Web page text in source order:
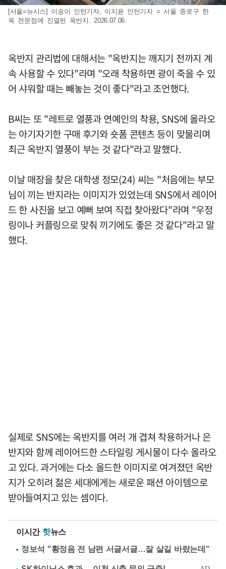
[서울=뉴시스] 이송이 인턴기자, 이지윤 인턴기자 = 서울 종로구 한
옥 전문점에 진열된 옥반지. 2026.07.06.
옥반지 관리법에 대해서는 "옥반지는 깨지기 전까지 계
속 사용할 수 있다"라며 "오래 착용하면 광이 죽을 수 있
어 샤워할 때는 빼놓는 것이 좋다"라고 조언했다.
B씨는 또 "레트로 열풍과 연예인의 착용, SNS에 올라오
는 아기자기한 구매 후기와 숏폼 콘텐츠 등이 맞물리며
최근 옥반지 열풍이 부는 것 같다"라고 말했다.
이날 매장을 찾은 대학생 정모(24) 씨는 "처음에는 부모
님이 끼는 반지라는 이미지가 있었는데 SNS에서 레이어
드 한 사진을 보고 예뻐 보여 직접 찾아왔다"라며 "우정
링이나 커플링으로 맞춰 끼기에도 좋은 것 같다"라고 말
했다.
실제로 SNS에는 옥반지를 여러 개 겹쳐 착용하거나 은
반지와 함께 레이어드한 스타일링 게시물이 다수 올라오
고 있다. 과거에는 다소 올드한 이미지로 여겨졌던 옥반
지가 오히려 젊은 세대에게는 새로운 패션 아이템으로
받아들여지고 있는 셈이다.
이시간 핫뉴스
정보석 "황정음 전 남편 서글서글…잘 살길 바랐는데"